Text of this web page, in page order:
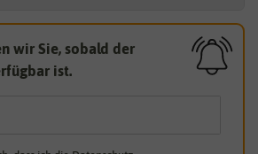
wir Sie, sobald der
ist.